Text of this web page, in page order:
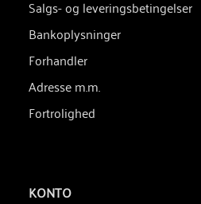
Salgs- og leveringsbetingelser
Bankoplysninger
Forhandler
Adresse m.m.
Fortrolighed
KONTO